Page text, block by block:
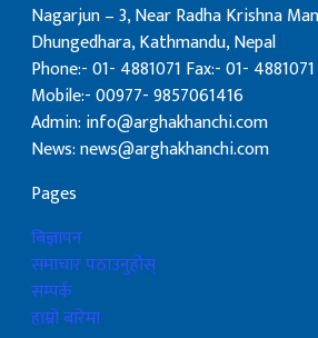
Nagarjun – 3, Near Radha Krishna
Dhungedhara, Kathmandu, Nepal
Phone:- 01- 4881071 Fax:- 01- 4881071
Mobile:- 00977- 9857061416
Admin: info@arghakhanchi.com
News: news@arghakhanchi.com
Pages
बिज्ञापन
समाचार पठाउनुहोस्
सम्पर्क
हाम्रो बारेमा